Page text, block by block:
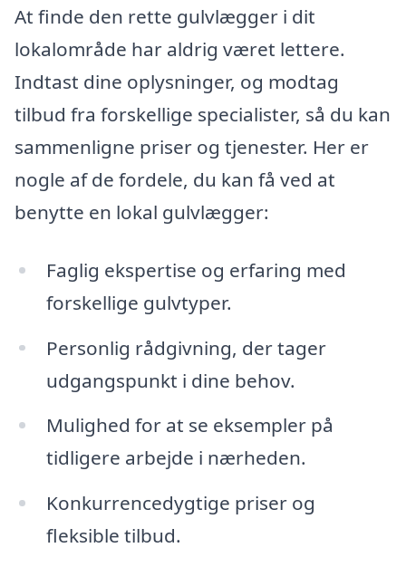
At finde den rette gulvlægger i dit
lokalområde har aldrig været lettere.
Indtast dine oplysninger, og modtag
tilbud fra forskellige specialister, så du kan
sammenligne priser og tjenester. Her er
nogle af de fordele, du kan få ved at
benytte en lokal gulvlægger:
Faglig ekspertise og erfaring med
forskellige gulvtyper.
Personlig rådgivning, der tager
udgangspunkt i dine behov.
Mulighed for at se eksempler på
tidligere arbejde i nærheden.
Konkurrencedygtige priser og
fleksible tilbud.